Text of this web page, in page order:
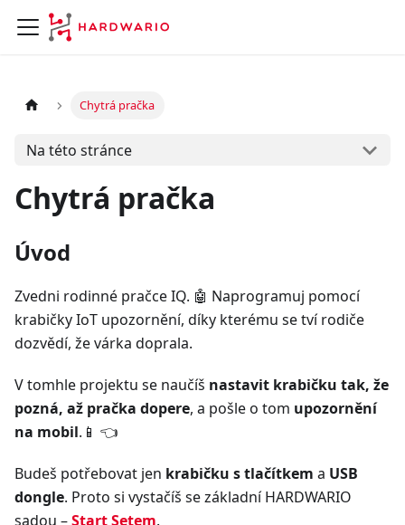
Chytrá pračka
Na této stránce
Chytrá pračka
Úvod
Zvedni rodinné pračce IQ. 🤖 Naprogramuj pomocí
krabičky IoT upozornění, díky kterému se tví rodiče
dozvědí, že várka doprala.
V tomhle projektu se naučíš nastavit krabičku tak, že
pozná, až pračka dopere, a pošle o tom upozornění
na mobil.📱 👈
Budeš potřebovat jen krabičku s tlačítkem a USB
dongle. Proto si vystačíš se základní HARDWARIO
sadou –Start Setem.